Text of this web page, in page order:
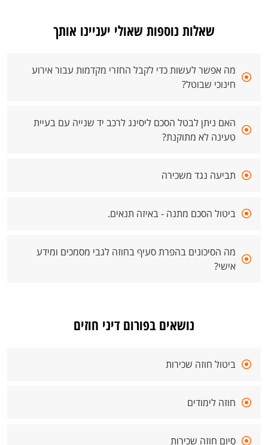
שאלות נוספות שאולי יעניינו אותך
מה אפשר לעשות כדי לקבל החזרי מקדמות עבור אירוע
חינוכי שבוטל?
האם ניתן לבטל הסכם ליסינג לרכב יד שנייה עם בעיית
טעינה לא מתוקנת?
תביעה נגד משכירה
ביטול הסכם מתנה - באיזה תנאים.
מה הסיכונים בהפרת סעיף בחוזה לגבי מסמכים ומידע
אישי?
נושאים בפורום דיני חוזים
ביטול חוזה שכירות
חוזה לימודים
סיום חוזה שכירות